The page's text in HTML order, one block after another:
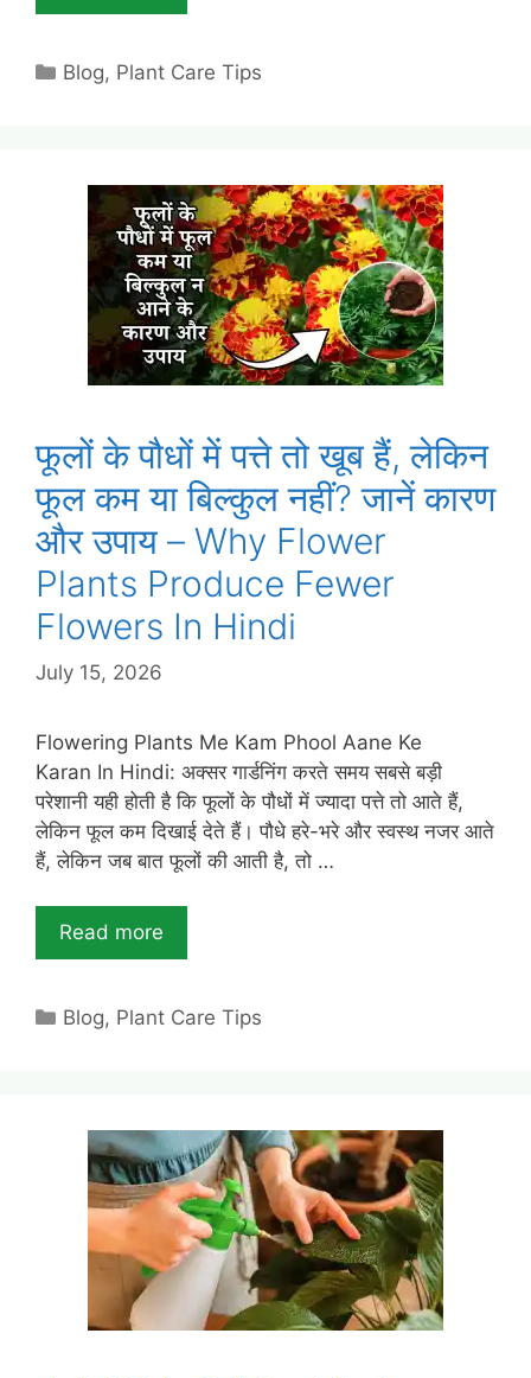
Categories
Blog, Plant Care Tips
फूलों के पौधों में पत्ते तो खूब हैं, लेकिन
फूल कम या बिल्कुल नहीं? जानें कारण
और उपाय – Why Flower
Plants Produce Fewer
Flowers In Hindi
July 15, 2026
Flowering Plants Me Kam Phool Aane Ke
Karan In Hindi: अक्सर गार्डनिंग करते समय सबसे बड़ी
परेशानी यही होती है कि फूलों के पौधों में ज्यादा पत्ते तो आते हैं,
लेकिन फूल कम दिखाई देते हैं। पौधे हरे-भरे और स्वस्थ नजर आते
हैं, लेकिन जब बात फूलों की आती है, तो …
Read more
Categories
Blog, Plant Care Tips